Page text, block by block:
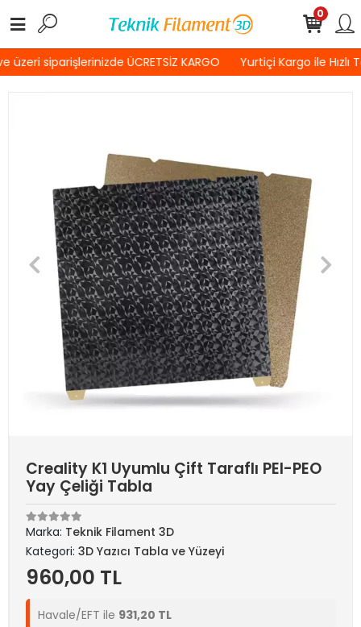
üzeri siparişlerinizde ÜCRETSİZ KARGO Yurtiçi Kargo ile Hızlı
0
Creality K1 Uyumlu Çift Taraflı PEI-PEO
Yay Çeliği Tabla
Marka: Teknik Filament 3D
Kategori: 3D Yazıcı Tabla ve Yüzeyi
960,00 TL
Havale/EFT ile 931,20 TL